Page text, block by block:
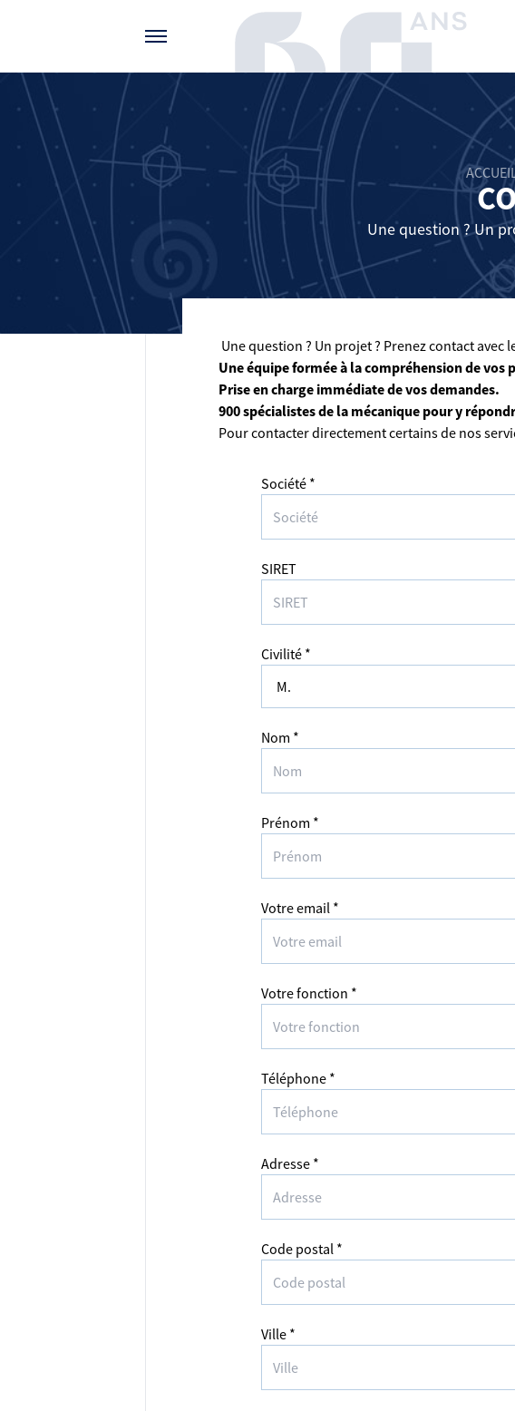
Une question ? Un
Une question ? Un projet ? Prenez contact avec
Une équipe formée à la compréhension de vos
Prise en charge immédiate de vos demandes.
900 spécialistes de la mécanique pour y
Pour contacter directement certains de nos
Société *
SIRET
Civilité *
Nom *
Prénom *
Votre email *
Votre fonction *
Téléphone *
Adresse *
Code postal *
Ville *